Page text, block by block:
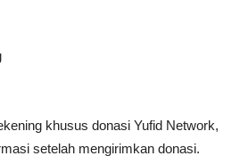
khusus donasi Yufid Network,
setelah mengirimkan donasi.